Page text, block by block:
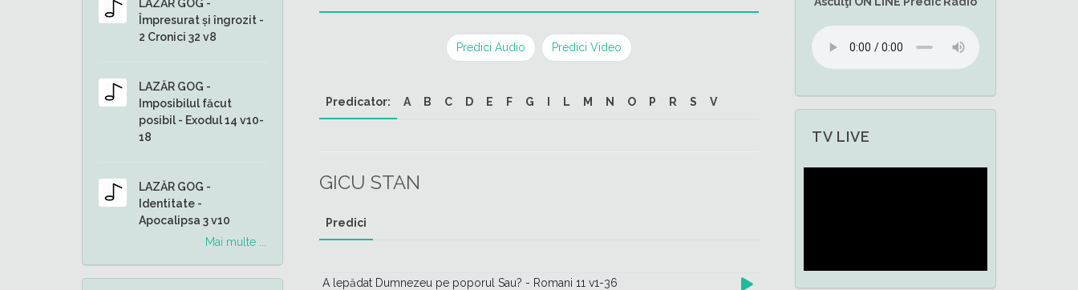
LAZĂR GOG -
Împresurat și îngrozit -
2 Cronici 32 v8
LAZĂR GOG -
Imposibilul făcut
posibil - Exodul 14 v10-
18
LAZĂR GOG -
Identitate -
Apocalipsa 3 v10
Mai multe ...
Predici Audio Predici Video
Predicator: A B C D E F G L M N O P R S V
GICU STAN
Predici
A lepădat Dumnezeu pe poporul Sau? - Romani 11 v1-36
TV LIVE